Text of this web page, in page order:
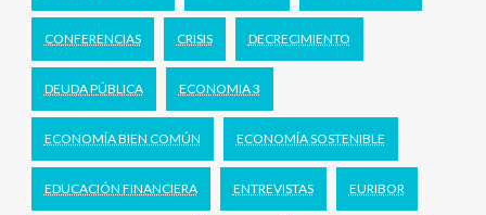
CONFERENCIAS CRISIS DECRECIMIENTO
DEUDA PÚBLICA ECONOMIA 3
ECONOMÍA BIEN COMÚN ECONOMÍA SOSTENIBLE
EDUCACIÓN FINANCIERA ENTREVISTAS EURIBOR